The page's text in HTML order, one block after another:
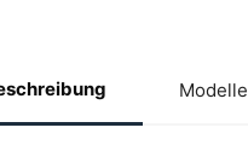
Modelle